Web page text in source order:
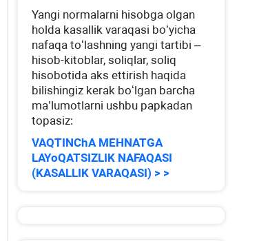
Yangi normalarni hisobga olgan
holda kasallik varaqasi boʻyicha
nafaqa toʻlashning yangi tartibi –
hisob-kitoblar, soliqlar, soliq
hisobotida aks ettirish haqida
bilishingiz kerak boʻlgan barcha
ma’lumotlarni ushbu papkadan
topasiz:
VAQTINChA MEHNATGA
LAYoQATSIZLIK NAFAQASI
(KASALLIK VARAQASI) > >